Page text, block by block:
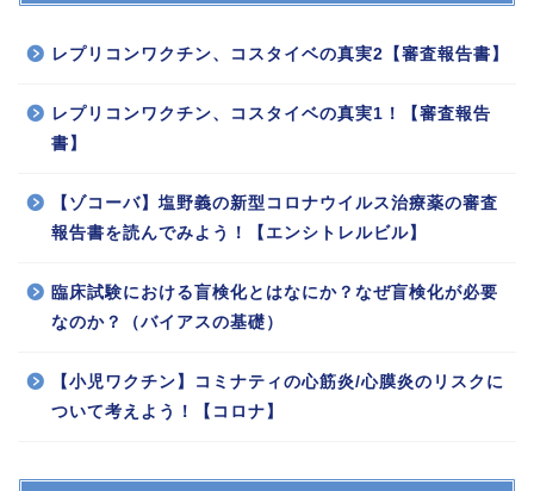
レプリコンワクチン、コスタイベの真実2【審査報告書】
レプリコンワクチン、コスタイベの真実1！【審査報告
書】
【ゾコーバ】塩野義の新型コロナウイルス治療薬の審査
報告書を読んでみよう！【エンシトレルビル】
臨床試験における盲検化とはなにか？なぜ盲検化が必要
なのか？（バイアスの基礎）
【小児ワクチン】コミナティの心筋炎/心膜炎のリスクに
ついて考えよう！【コロナ】